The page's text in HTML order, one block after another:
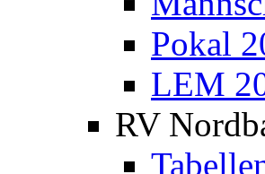
Pokal
LEM
RV